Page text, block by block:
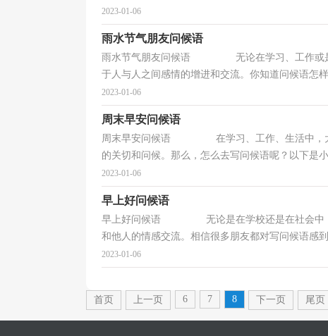
2023-01-06
雨水节气朋友问候语
雨水节气朋友问候语 无论在学习、工作或是生
于人与人之间感情的增进和交流。你知道问候语怎
2023-01-06
周末早安问候语
周末早安问候语 在学习、工作、生活中，大家
的关切和问候。那么，怎么去写问候语呢？以下是
2023-01-06
早上好问候语
早上好问候语 无论是在学校还是在社会中，大
和他人的情感交流。相信很多朋友都对写问候语感
2023-01-06
首页 上一页 6 7 8 下一页 尾页